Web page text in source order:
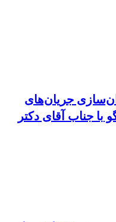
جریان‌های
جناب آقای دکتر